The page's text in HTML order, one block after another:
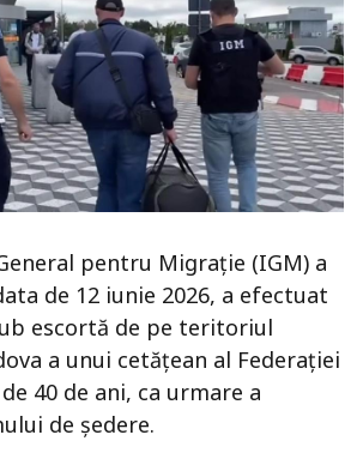
pentru Migrație (IGM) a
de 12 iunie 2026, a efectuat
escortă de pe teritoriul
a unui cetățean al Federației
40 de ani, ca urmare a
de ședere.